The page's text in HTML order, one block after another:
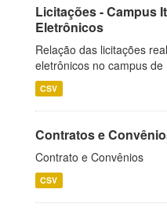
Licitações - Campus
Eletrônicos
Relação das licitações
eletrônicos no campus de
CSV
Contratos e
Contrato e Convênios
CSV